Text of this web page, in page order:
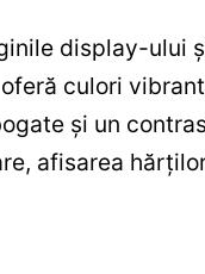
display-ului
culori
și un
afisarea